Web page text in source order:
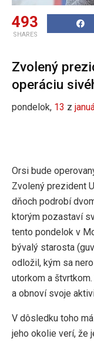
493
SHARES
Zvolený
operáciu
pondelok, 13 z
Orsi bude
Zvolený prezident
dňoch podrobí
ktorým pozastaví
tento pondelok v
bývalý starosta
odložil, kým sa
utorkom a
a obnoví svoje
V dôsledku toho
jeho okolie verí, že